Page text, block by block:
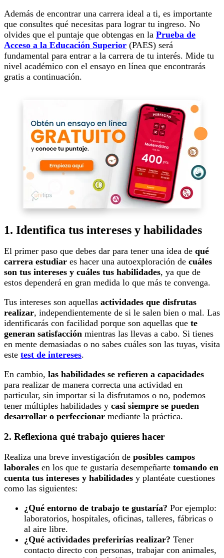
Además de encontrar una carrera ideal a ti, es importante
que consultes qué necesitas para lograr tu ingreso. No
olvides que el puntaje que obtengas en la Prueba de
Acceso a la Educación Superior (PAES) será
fundamental para entrar a la carrera de tu interés. Mide tu
nivel académico con el ensayo en línea que encontrarás
gratis a continuación.
1. Identifica tus intereses y habilidades
El primer paso que debes dar para tener una idea de qué
carrera estudiar es hacer una autoexploración de cuáles
son tus intereses y cuáles tus habilidades, ya que de
estos dependerá en gran medida lo que más te convenga.
Tus intereses son aquellas actividades que disfrutas
realizar, independientemente de si le salen bien o mal. Las
identificarás con facilidad porque son aquellas que te
generan satisfacción mientras las llevas a cabo. Si tienes
en mente demasiadas o no sabes cuáles son las tuyas, visita
este test de intereses.
En cambio, las habilidades se refieren a capacidades
para realizar de manera correcta una actividad en
particular, sin importar si la disfrutamos o no, podemos
tener múltiples habilidades y casi siempre se pueden
desarrollar o perfeccionar mediante la práctica.
2. Reflexiona qué trabajo quieres hacer
Realiza una breve investigación de posibles campos
laborales en los que te gustaría desempeñarte tomando en
cuenta tus intereses y habilidades y plantéate cuestiones
como las siguientes:
¿Qué entorno de trabajo te gustaría? Por ejemplo:
laboratorios, hospitales, oficinas, talleres, fábricas o
al aire libre.
¿Qué actividades preferirías realizar? Tener
contacto directo con personas, trabajar con animales,